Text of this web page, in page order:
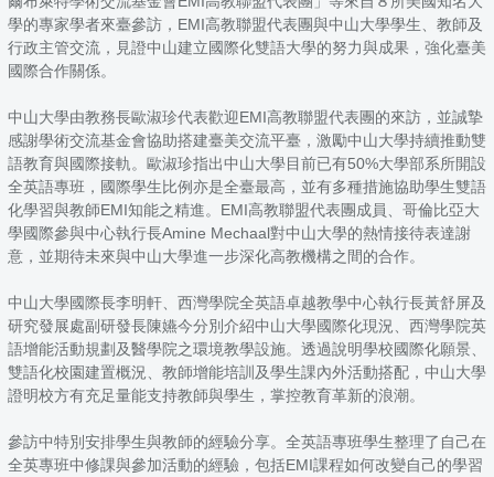
學的專家學者來臺參訪，EMI高教聯盟代表團與中山大學學生、教師及
行政主管交流，見證中山建立國際化雙語大學的努力與成果，強化臺美
國際合作關係。
中山大學由教務長歐淑珍代表歡迎EMI高教聯盟代表團的來訪，並誠摯
感謝學術交流基金會協助搭建臺美交流平臺，激勵中山大學持續推動雙
語教育與國際接軌。歐淑珍指出中山大學目前已有50%大學部系所開設
全英語專班，國際學生比例亦是全臺最高，並有多種措施協助學生雙語
化學習與教師EMI知能之精進。EMI高教聯盟代表團成員、哥倫比亞大
學國際參與中心執行長Amine Mechaal對中山大學的熱情接待表達謝
意，並期待未來與中山大學進一步深化高教機構之間的合作。
中山大學國際長李明軒、西灣學院全英語卓越教學中心執行長黃舒屏及
研究發展處副研發長陳嬿今分別介紹中山大學國際化現況、西灣學院英
語增能活動規劃及醫學院之環境教學設施。透過說明學校國際化願景、
雙語化校園建置概況、教師增能培訓及學生課內外活動搭配，中山大學
證明校方有充足量能支持教師與學生，掌控教育革新的浪潮。
參訪中特別安排學生與教師的經驗分享。全英語專班學生整理了自己在
全英專班中修課與參加活動的經驗，包括EMI課程如何改變自己的學習